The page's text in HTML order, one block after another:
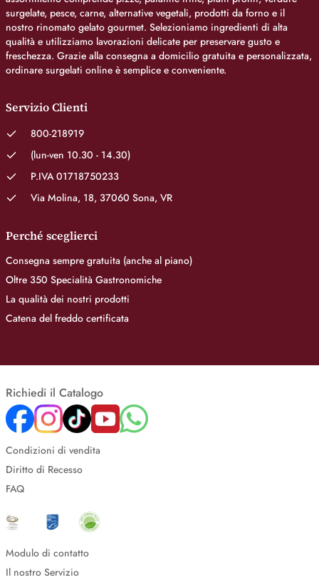
surgelate, pesce, carne, alternative vegetali, prodotti da forno e il
nostro rinomato gelato gourmet. Selezioniamo ingredienti di alta
qualità e utilizziamo lavorazioni delicate per preservare gusto e
freschezza. Grazie alla consegna a domicilio gratuita e personalizzata,
ordinare surgelati online è semplice e conveniente.
Servizio Clienti
800-218919
(lun-ven 10.30 - 14.30)
P.IVA 01718750233
Via Molina, 18, 37060 Sona, VR
Perché sceglierci
Consegna sempre gratuita (anche al piano)
Oltre 350 Specialità Gastronomiche
La qualità dei nostri prodotti
Catena del freddo certificata
Richiedi il Catalogo
Condizioni di vendita
Diritto di Recesso
FAQ
Modulo di contatto
Il nostro Servizio